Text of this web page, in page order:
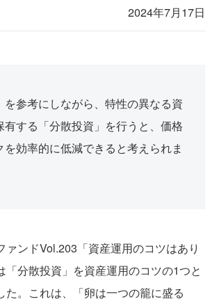
2024年7月17日
を参考にしながら、特性の異なる資
有する「分散投資」を⾏うと、価格
効率的に低減できると考えられま
ンドVol.203「資産運⽤のコツはあり
分散投資」を資産運⽤のコツの1つと
た。これは、「卵は⼀つの籠に盛る